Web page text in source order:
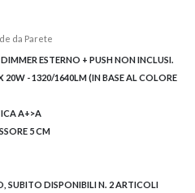
da Parete
ESTERNO + PUSH NON INCLUSI.
20W - 1320/1640LM (IN BASE AL COLORE
A+>A
5 CM
SUBITO DISPONIBILI N. 2 ARTICOLI